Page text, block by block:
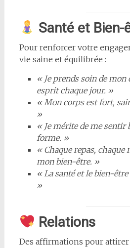
Santé et Bien-
Pour renforcer votre
vie saine et équilibrée :
« Je prends soin de mon
esprit chaque jour. »
« Mon corps est fort,
»
« Je mérite de me sentir
forme. »
« Chaque repas,
mon bien-être. »
« La santé et le bien-
»
Relations
Des affirmations pour